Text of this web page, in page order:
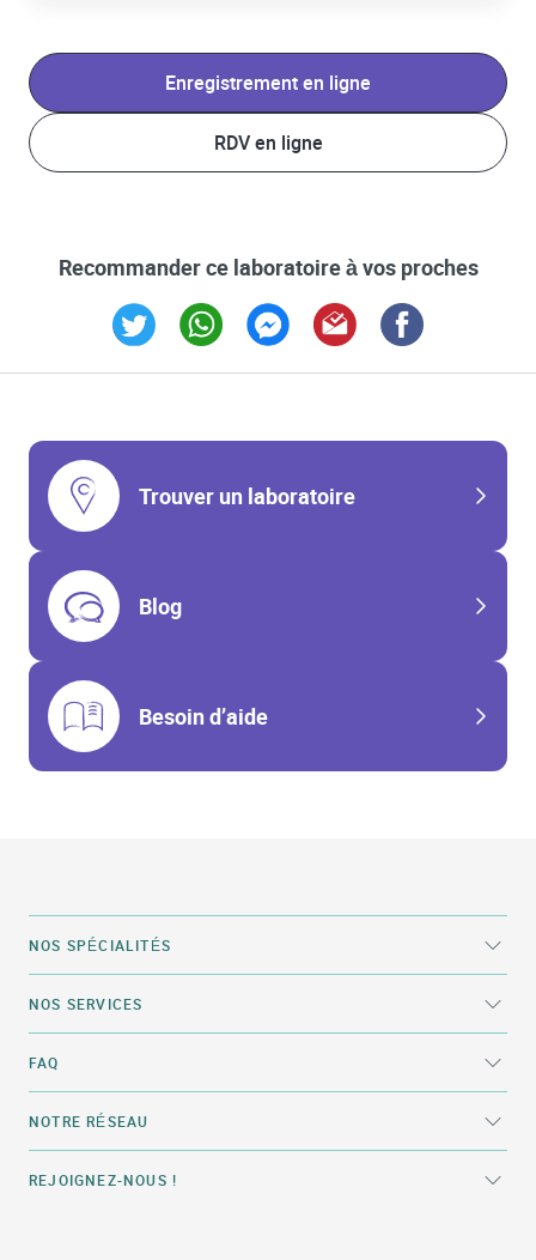
Enregistrement en ligne
RDV en ligne
Recommander ce laboratoire à vos proches
Trouver un laboratoire
Blog
Besoin d’aide
NOS SPÉCIALITÉS
NOS SERVICES
FAQ
NOTRE RÉSEAU
REJOIGNEZ-NOUS !